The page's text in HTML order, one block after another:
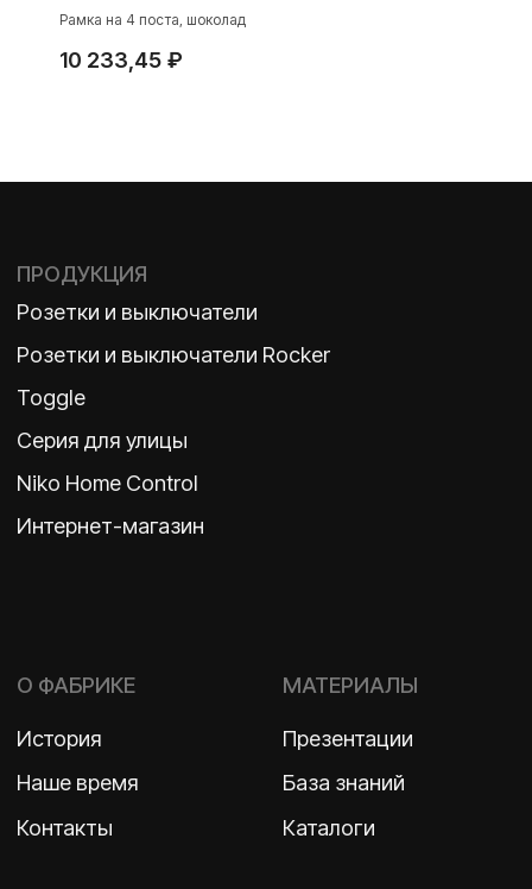
Рамка на 4 поста, шоколад
10 233,45 ₽
История Презентации
Политика конфиденциальности
Наше время
ИНН 7710498979 ОГРН 1157746609350
TELEGRAM